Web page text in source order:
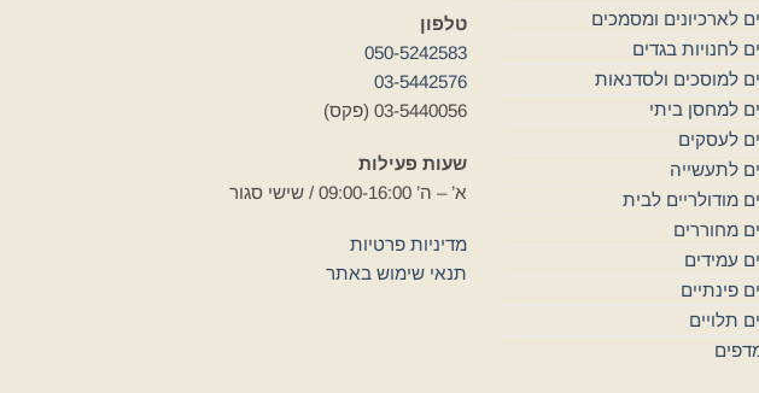
לארכיונים ומסמכים
לחנויות בגדים
למוסכים ולסדנאות
למחסן ביתי
לעסקים
לתעשייה
מודולריים לבית
מחוררים
עמידים
פינתיים
תלויים
טלפון
050-5242583
03-5442576
03-5440056 (פקס)
שעות פעילות
א’ – ה’ 09:00-16:00 / שישי סגור
מדיניות פרטיות
תנאי שימוש באתר